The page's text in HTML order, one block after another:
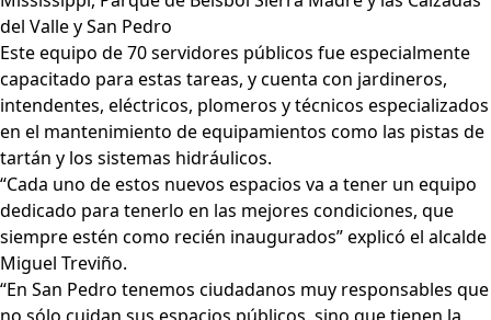
del Valle y San Pedro
Este equipo de 70 servidores públicos fue especialmente
capacitado para estas tareas, y cuenta con jardineros,
intendentes, eléctricos, plomeros y técnicos especializados
en el mantenimiento de equipamientos como las pistas de
tartán y los sistemas hidráulicos.
“Cada uno de estos nuevos espacios va a tener un equipo
dedicado para tenerlo en las mejores condiciones, que
siempre estén como recién inaugurados” explicó el alcalde
Miguel Treviño.
“En San Pedro tenemos ciudadanos muy responsables que